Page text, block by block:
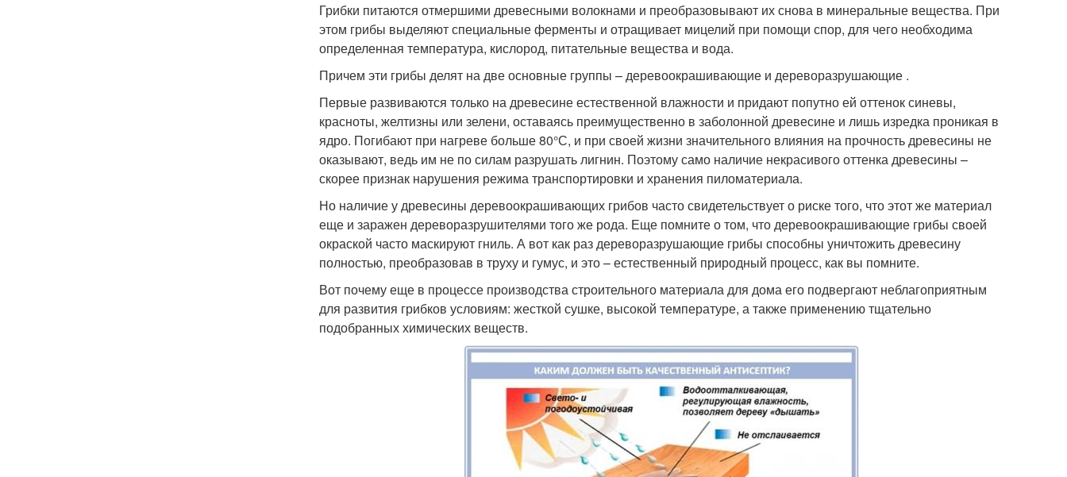
Грибки питаются отмершими древесными волокнами и преобразовывают их снова в минеральные вещества. При
этом грибы выделяют специальные ферменты и отращивает мицелий при помощи спор, для чего необходима
определенная температура, кислород, питательные вещества и вода.
Причем эти грибы делят на две основные группы – деревоокрашивающие и дереворазрушающие .
Первые развиваются только на древесине естественной влажности и придают попутно ей оттенок синевы,
красноты, желтизны или зелени, оставаясь преимущественно в заболонной древесине и лишь изредка проникая в
ядро. Погибают при нагреве больше 80°С, и при своей жизни значительного влияния на прочность древесины не
оказывают, ведь им не по силам разрушать лигнин. Поэтому само наличие некрасивого оттенка древесины –
скорее признак нарушения режима транспортировки и хранения пиломатериала.
Но наличие у древесины деревоокрашивающих грибов часто свидетельствует о риске того, что этот же материал
еще и заражен дереворазрушителями того же рода. Еще помните о том, что деревоокрашивающие грибы своей
окраской часто маскируют гниль. А вот как раз дереворазрушающие грибы способны уничтожить древесину
полностью, преобразовав в труху и гумус, и это – естественный природный процесс, как вы помните.
Вот почему еще в процессе производства строительного материала для дома его подвергают неблагоприятным
для развития грибков условиям: жесткой сушке, высокой температуре, а также применению тщательно
подобранных химических веществ.